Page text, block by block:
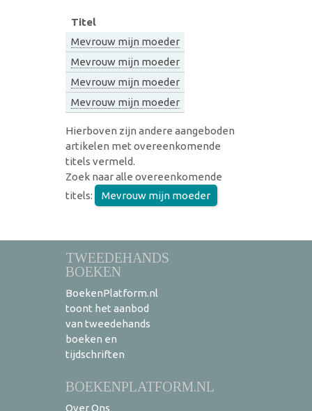
Titel
Mevrouw mijn moeder
Mevrouw mijn moeder
Mevrouw mijn moeder
Mevrouw mijn moeder
Hierboven zijn andere aangeboden
artikelen met overeenkomende
titels vermeld.
Zoek naar alle overeenkomende
titels:
Mevrouw mijn moeder
TWEEDEHANDS
BOEKEN
BoekenPlatform.nl
toont het aanbod
van tweedehands
boeken en
tijdschriften
BOEKENPLATFORM.NL
Over Ons